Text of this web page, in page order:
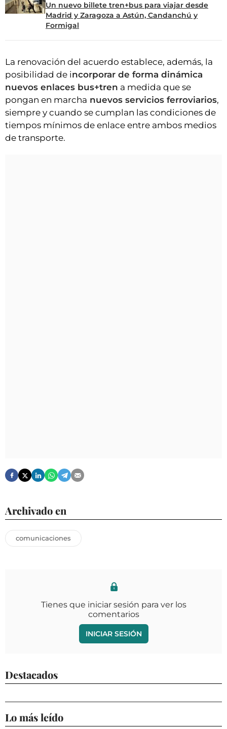
Un nuevo billete tren+bus para viajar desde
Madrid y Zaragoza a Astún, Candanchú y
Formigal
La renovación del acuerdo establece, además, la
posibilidad de incorporar de forma dinámica
nuevos enlaces bus+tren a medida que se
pongan en marcha nuevos servicios ferroviarios,
siempre y cuando se cumplan las condiciones de
tiempos mínimos de enlace entre ambos medios
de transporte.
Archivado en
comunicaciones
Tienes que iniciar sesión para ver los
comentarios
INICIAR SESIÓN
Destacados
Lo más leído